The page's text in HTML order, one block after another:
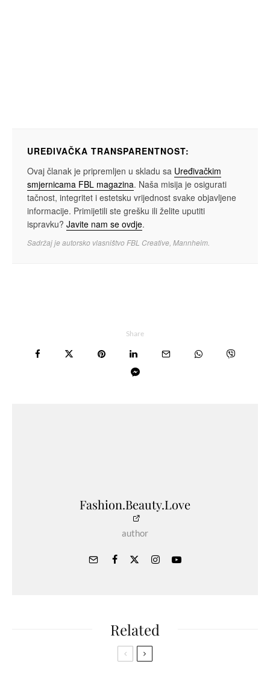
UREĐIVAČKA TRANSPARENTNOST:
Ovaj članak je pripremljen u skladu sa Uređivačkim
smjernicama FBL magazina. Naša misija je osigurati
tačnost, integritet i estetsku vrijednost svake objavljene
informacije. Primijetili ste grešku ili želite uputiti
ispravku? Javite nam se ovdje.
Sadržaj je autorsko vlasništvo FBL Creative, Mannheim.
Share
Fashion.Beauty.Love
author
Related